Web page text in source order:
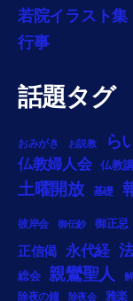
若院イラスト集
行事
話題タグ
おみがき お説教 ら
仏教婦人会
仏教
土曜開放 基礎
彼岸会 御伝鈔 御正忌
正信偈 永代経
総会 親鸞聖人
除夜の鐘 除夜会 雅楽